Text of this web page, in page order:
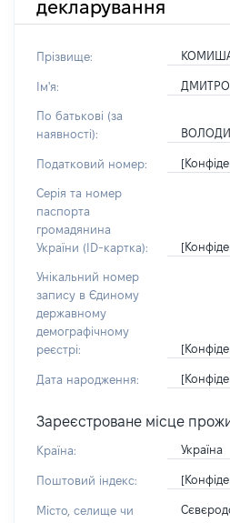
декларування
Прізвище:
Ім'я: ДМИТРО
По батькові (за
наявності):
Податковий номер:
Серія та номер
паспорта
громадянина
України (ID-картка):
Унікальний номер
запису в Єдиному
державному
демографічному
реєстрі:
Дата народження:
Зареєстроване місце
Країна: Україна
Поштовий індекс:
Місто, селище чи